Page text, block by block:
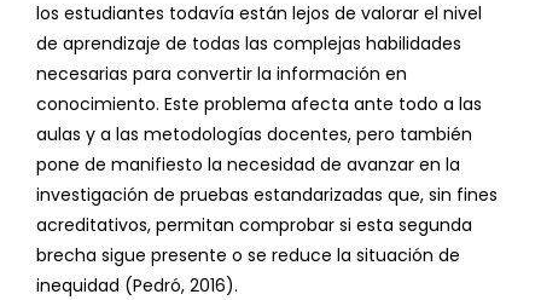
los estudiantes todavía están lejos de valorar el nivel
de aprendizaje de todas las complejas habilidades
necesarias para convertir la información en
conocimiento. Este problema afecta ante todo a las
aulas y a las metodologías docentes, pero también
pone de manifiesto la necesidad de avanzar en la
investigación de pruebas estandarizadas que, sin fines
acreditativos, permitan comprobar si esta segunda
brecha sigue presente o se reduce la situación de
inequidad (Pedró, 2016).